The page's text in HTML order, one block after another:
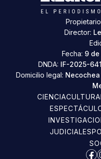
Director:
Fecha: 9
DNDA: IF-2025-
Domicilio legal:
CIENCIACULTURA
JUDICIALES